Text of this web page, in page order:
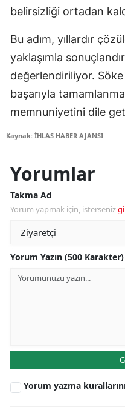
belirsizliği ortadan
Bu adım, yıllardır
yaklaşımla
değerlendiriliyor.
başarıyla
memnuniyetini dile
Kaynak: İHLAS HABER AJANSI
Yorumlar
Takma Ad
Yorum yapmak için, isterseniz
Yorum Yazın (500 Karakter)
Yorum yazma